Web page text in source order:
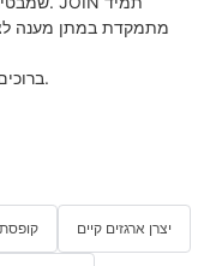
מתמקדת במתן מענה
ברוכים הבאים לכל הלקוחות לבוא לשיתוף פעולה.
יצרן ארגזים קיים